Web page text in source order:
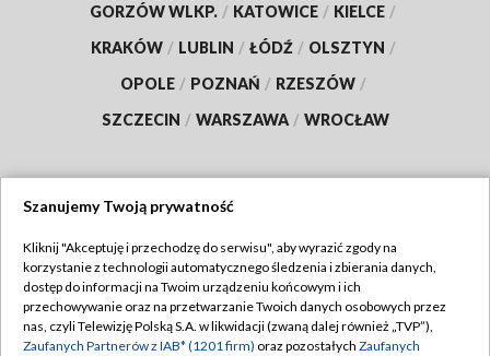
GORZÓW WLKP. / KATOWICE / KIELCE /
KRAKÓW / LUBLIN / ŁÓDŹ / OLSZTYN /
OPOLE / POZNAŃ / RZESZÓW /
SZCZECIN / WARSZAWA / WROCŁAW
TVP
Abonament TVP
Emisja w TVP
Regulamin TVP
Polityka prywatności
Szanujemy Twoją prywatność
Kliknij "Akceptuję i przechodzę do serwisu", aby wyrazić zgody na
korzystanie z technologii automatycznego śledzenia i zbierania danych,
dostęp do informacji na Twoim urządzeniu końcowym i ich
przechowywanie oraz na przetwarzanie Twoich danych osobowych przez
nas, czyli Telewizję Polską S.A. w likwidacji (zwaną dalej również „TVP”),
Zaufanych Partnerów z IAB* (1201 firm) oraz pozostałych Zaufanych